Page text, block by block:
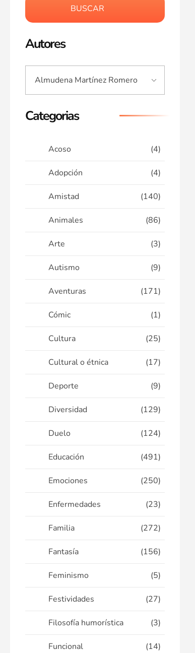
BUSCAR
Autores
Categorias
Acoso (4)
Adopción (4)
Amistad (140)
Animales (86)
Arte (3)
Autismo (9)
Aventuras (171)
Cómic (1)
Cultura (25)
Cultural o étnica (17)
Deporte (9)
Diversidad (129)
Duelo (124)
Educación (491)
Emociones (250)
Enfermedades (23)
Familia (272)
Fantasía (156)
Feminismo (5)
Festividades (27)
Filosofía humorística (3)
Funcional (14)